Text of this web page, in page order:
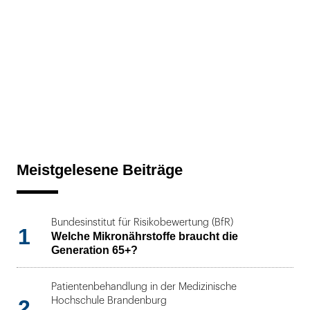
Meistgelesene Beiträge
1
Bundesinstitut für Risikobewertung (BfR)
Welche Mikronährstoffe braucht die
Generation 65+?
Patientenbehandlung in der Medizinische
Hochschule Brandenburg